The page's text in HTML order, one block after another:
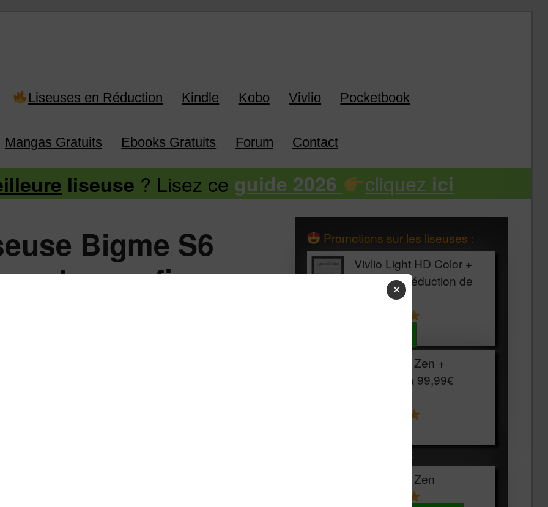
Kobo, Vivlio, Pocketbook
Liseuses en Réduction Kindle Kobo Vivlio Pocketbook
Mangas Gratuits Ebooks Gratuits Forum Contact
liseuse ? Lisez ce guide 2026 cliquez ici
Bigme S6
enfin
Promotions sur les liseuses :
Vivlio Light HD Color +
HOUSSE réduction de
Vivlio Light Zen +
HOUSSE à 99,99€
Les accessibles :
Vivlio Light Zen
✕